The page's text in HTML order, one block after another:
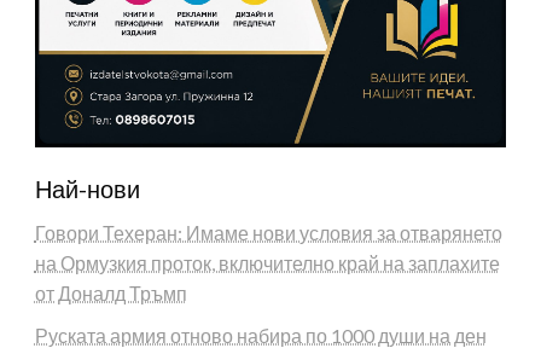
Най-нови
Говори Техеран: Имаме нови условия за отварянето
на Ормузкия проток, включително край на заплахите
от Доналд Тръмп
Руската армия отново набира по 1000 души на ден